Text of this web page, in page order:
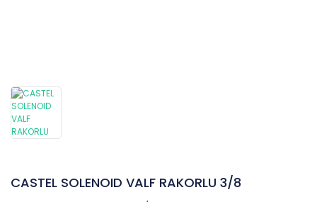
CASTEL SOLENOID VALF RAKORLU 3/8